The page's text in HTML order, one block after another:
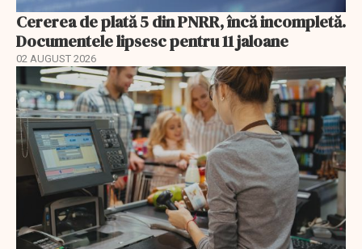
Cererea de plată 5 din PNRR, încă incompletă.
Documentele lipsesc pentru 11 jaloane
02 AUGUST 2026